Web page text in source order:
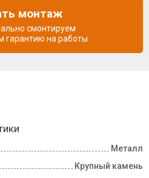
Металл
Крупный камень
монтаж
смонтируем
гарантию на работы